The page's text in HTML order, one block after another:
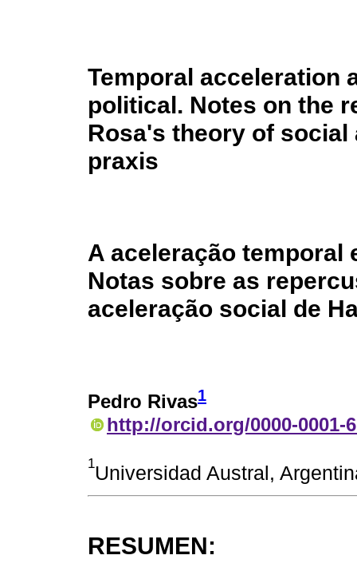
Temporal acceleration
political. Notes on the
Rosa's theory of
praxis
A aceleração temporal
Notas sobre as
aceleração social de
Pedro Rivas1
http://orcid.org/0000-0001-
1Universidad Austral,
RESUMEN: